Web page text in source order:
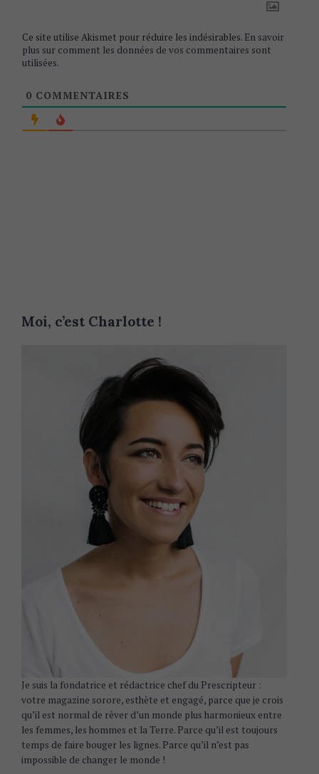
Moi, c’est Charlotte !
Je suis la fondatrice et rédactrice chef du Prescripteur :
votre magazine sorore, esthète et engagé, parce que je crois
qu’il est normal de rêver d’un monde plus harmonieux entre
les femmes, les hommes et la Terre. Parce qu’il est toujours
temps de faire bouger les lignes. Parce qu’il n’est pas
impossible de changer le monde !
Ce site utilise Akismet pour réduire les indésirables. En savoir
plus sur comment les données de vos commentaires sont
utilisées.
0 COMMENTAIRES